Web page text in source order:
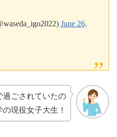
June 26,
過ごされていたの
現役女子大生！